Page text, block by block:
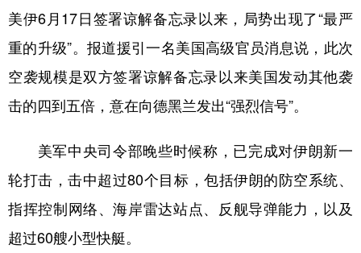
多语种频道
English Español Français عربى
Deutsch Português
美伊6月17日签署谅解备忘录以来，局势出现了“最严
重的升级”。报道援引一名美国高级官员消息说，此次
空袭规模是双方签署谅解备忘录以来美国发动其他袭
击的四到五倍，意在向德黑兰发出“强烈信号”。
美军中央司令部晚些时候称，已完成对伊朗新一
轮打击，击中超过80个目标，包括伊朗的防空系统、
指挥控制网络、海岸雷达站点、反舰导弹能力，以及
超过60艘小型快艇。